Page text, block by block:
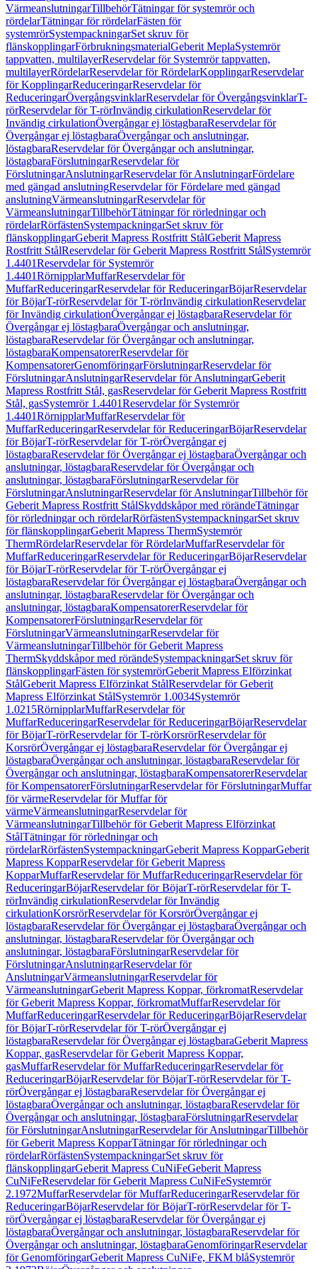
VärmeanslutningarTillbehörTätningar för systemrör och
rördelarTätningar för rördelarFästen för
systemrörSystempackningarSet skruv för
flänskopplingarFörbrukningsmaterialGeberit MeplaSystemrör
tappvatten, multilayerReservdelar för Systemrör tappvatten,
multilayerRördelarReservdelar för RördelarKopplingarReservdelar
för KopplingarReduceringarReservdelar för
ReduceringarÖvergångsvinklarReservdelar för ÖvergångsvinklarT-
rörReservdelar för T-rörInvändig cirkulationReservdelar för
Invändig cirkulationÖvergångar ej löstagbaraReservdelar för
Övergångar ej löstagbaraÖvergångar och anslutningar,
löstagbaraReservdelar för Övergångar och anslutningar,
löstagbaraFörslutningarReservdelar för
FörslutningarAnslutningarReservdelar för AnslutningarFördelare
med gängad anslutningReservdelar för Fördelare med gängad
anslutningVärmeanslutningarReservdelar för
VärmeanslutningarTillbehörTätningar för rörledningar och
rördelarRörfästenSystempackningarSet skruv för
flänskopplingarGeberit Mapress Rostfritt StålGeberit Mapress
Rostfritt StålReservdelar för Geberit Mapress Rostfritt StålSystemrör
1.4401Reservdelar för Systemrör
1.4401RörnipplarMuffarReservdelar för
MuffarReduceringarReservdelar för ReduceringarBöjarReservdelar
för BöjarT-rörReservdelar för T-rörInvändig cirkulationReservdelar
för Invändig cirkulationÖvergångar ej löstagbaraReservdelar för
Övergångar ej löstagbaraÖvergångar och anslutningar,
löstagbaraReservdelar för Övergångar och anslutningar,
löstagbaraKompensatorerReservdelar för
KompensatorerGenomföringarFörslutningarReservdelar för
FörslutningarAnslutningarReservdelar för AnslutningarGeberit
Mapress Rostfritt Stål, gasReservdelar för Geberit Mapress Rostfritt
Stål, gasSystemrör 1.4401Reservdelar för Systemrör
1.4401RörnipplarMuffarReservdelar för
MuffarReduceringarReservdelar för ReduceringarBöjarReservdelar
för BöjarT-rörReservdelar för T-rörÖvergångar ej
löstagbaraReservdelar för Övergångar ej löstagbaraÖvergångar och
anslutningar, löstagbaraReservdelar för Övergångar och
anslutningar, löstagbaraFörslutningarReservdelar för
FörslutningarAnslutningarReservdelar för AnslutningarTillbehör för
Geberit Mapress Rostfritt StålSkyddskåpor med rörändeTätningar
för rörledningar och rördelarRörfästenSystempackningarSet skruv
för flänskopplingarGeberit Mapress ThermSystemrör
ThermRördelarReservdelar för RördelarMuffarReservdelar för
MuffarReduceringarReservdelar för ReduceringarBöjarReservdelar
för BöjarT-rörReservdelar för T-rörÖvergångar ej
löstagbaraReservdelar för Övergångar ej löstagbaraÖvergångar och
anslutningar, löstagbaraReservdelar för Övergångar och
anslutningar, löstagbaraKompensatorerReservdelar för
KompensatorerFörslutningarReservdelar för
FörslutningarVärmeanslutningarReservdelar för
VärmeanslutningarTillbehör för Geberit Mapress
ThermSkyddskåpor med rörändeSystempackningarSet skruv för
flänskopplingarFästen för systemrörGeberit Mapress Elförzinkat
StålGeberit Mapress Elförzinkat StålReservdelar för Geberit
Mapress Elförzinkat StålSystemrör 1.0034Systemrör
1.0215RörnipplarMuffarReservdelar för
MuffarReduceringarReservdelar för ReduceringarBöjarReservdelar
för BöjarT-rörReservdelar för T-rörKorsrörReservdelar för
KorsrörÖvergångar ej löstagbaraReservdelar för Övergångar ej
löstagbaraÖvergångar och anslutningar, löstagbaraReservdelar för
Övergångar och anslutningar, löstagbaraKompensatorerReservdelar
för KompensatorerFörslutningarReservdelar för FörslutningarMuffar
för värmeReservdelar för Muffar för
värmeVärmeanslutningarReservdelar för
VärmeanslutningarTillbehör för Geberit Mapress Elförzinkat
StålTätningar för rörledningar och
rördelarRörfästenSystempackningarGeberit Mapress KopparGeberit
Mapress KopparReservdelar för Geberit Mapress
KopparMuffarReservdelar för MuffarReduceringarReservdelar för
ReduceringarBöjarReservdelar för BöjarT-rörReservdelar för T-
rörInvändig cirkulationReservdelar för Invändig
cirkulationKorsrörReservdelar för KorsrörÖvergångar ej
löstagbaraReservdelar för Övergångar ej löstagbaraÖvergångar och
anslutningar, löstagbaraReservdelar för Övergångar och
anslutningar, löstagbaraFörslutningarReservdelar för
FörslutningarAnslutningarReservdelar för
AnslutningarVärmeanslutningarReservdelar för
VärmeanslutningarGeberit Mapress Koppar, förkromatReservdelar
för Geberit Mapress Koppar, förkromatMuffarReservdelar för
MuffarReduceringarReservdelar för ReduceringarBöjarReservdelar
för BöjarT-rörReservdelar för T-rörÖvergångar ej
löstagbaraReservdelar för Övergångar ej löstagbaraGeberit Mapress
Koppar, gasReservdelar för Geberit Mapress Koppar,
gasMuffarReservdelar för MuffarReduceringarReservdelar för
ReduceringarBöjarReservdelar för BöjarT-rörReservdelar för T-
rörÖvergångar ej löstagbaraReservdelar för Övergångar ej
löstagbaraÖvergångar och anslutningar, löstagbaraReservdelar för
Övergångar och anslutningar, löstagbaraFörslutningarReservdelar
för FörslutningarAnslutningarReservdelar för AnslutningarTillbehör
för Geberit Mapress KopparTätningar för rörledningar och
rördelarRörfästenSystempackningarSet skruv för
flänskopplingarGeberit Mapress CuNiFeGeberit Mapress
CuNiFeReservdelar för Geberit Mapress CuNiFeSystemrör
2.1972MuffarReservdelar för MuffarReduceringarReservdelar för
ReduceringarBöjarReservdelar för BöjarT-rörReservdelar för T-
rörÖvergångar ej löstagbaraReservdelar för Övergångar ej
löstagbaraÖvergångar och anslutningar, löstagbaraReservdelar för
Övergångar och anslutningar, löstagbaraGenomföringarReservdelar
för GenomföringarGeberit Mapress CuNiFe, FKM blåSystemrör